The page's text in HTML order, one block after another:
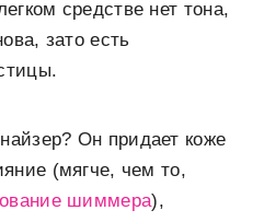
средстве нет тона,
зато есть
Он придает коже
(мягче, чем то,
шиммера),